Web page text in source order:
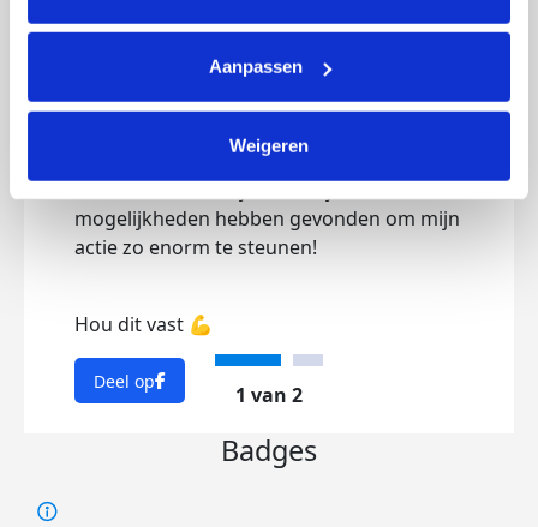
Aanpassen
Weigeren
Nog 41 dagen!
zaterdag 4 april 2026
De dagen in de week vliegen voorbij. Wat
tof om te zien dat jullie de tijd en
mogelijkheden hebben gevonden om mijn
actie zo enorm te steunen!
Hou dit vast 💪
Deel op
1 van 2
Badges